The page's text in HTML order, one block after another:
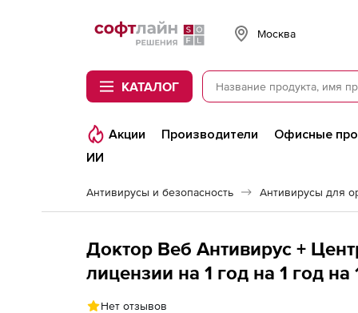
Softline
Москва
КАТАЛОГ
Акции Производители Офисные
ИИ
Антивирусы и безопасность Антивирусы для
Доктор Веб Антивирус +
лицензии на 1 год на 1 год на
Нет отзывов